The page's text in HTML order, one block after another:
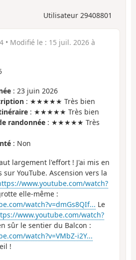
Utilisateur 29408801
• Modifié le : 15 juil. 2026 à
: 23 juin 2026
: ★★★★★ Très bien
: ★★★★★ Très bien
randonnée : ★★★★★ Très
: Non
largement l'effort ! J'ai mis en
YouTube. Ascension vers la
www.youtube.com/watch?
elle-même :
watch?v=dmGs8QIf... Le
www.youtube.com/watch?
sûr le sentier du Balcon :
watch?v=VMbZ-i2Y...
!